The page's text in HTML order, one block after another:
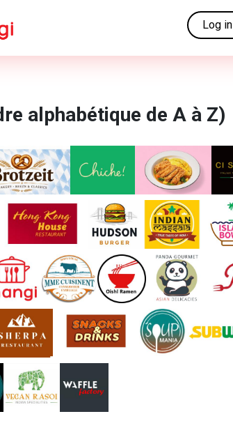
Log in
alphabétique de A à Z)